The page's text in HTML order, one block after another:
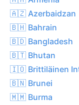
🇦🇿 Azerbaidzan
🇧🇭 Bahrain
🇧🇩 Bangladesh
🇧🇹 Bhutan
🇮🇴 Brittiläinen
🇧🇳 Brunei
🇲🇲 Burma